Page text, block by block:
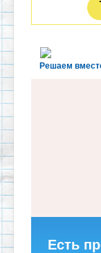
Решаем
Есть